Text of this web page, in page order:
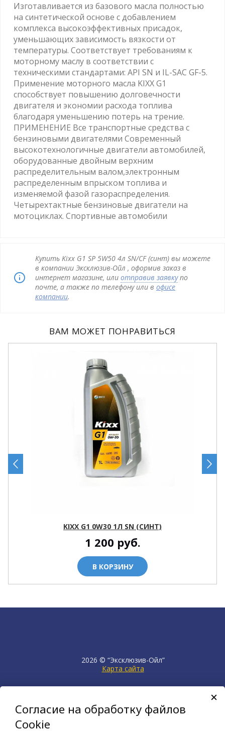
Изготавливается из базового масла полностью
на синтетической основе с добавлением
комплекса высокоэффективных присадок,
уменьшающих зависимость вязкости от
температуры. Соответствует требованиям к
моторному маслу в соответствии с
техническими стандартами: API SN и IL-SAC GF-5.
Применение моторного масла KIXX G1
способствует повышению долговечности
двигателя и экономии расхода топлива
благодаря уменьшению потерь на трение.
ПРИМЕНЕНИЕ Все транспортные средства с
бензиновыми двигателями Современный
высокотехнологичные двигатели автомобилей,
оборудованные двойным верхним
распределительным валом,электронным
распределенным впрыском топлива и
изменяемой фазой газораспределения.
Четырехтактные бензиновые двигатели на
мотоциклах. Спортивные автомобили
Купить Kixx G1 SP 5W50 4л SN/CF (синт) вы можете
в компании Эксклюзив-Ойл , оформив заказ в
интернет магазине, или отправив заявкупо
почте, а также по телефону или в офисе
компании.
ВАМ МОЖЕТ ПОНРАВИТЬСЯ
KIXX G1 0W30 1Л SN (СИНТ)
1 200 руб.
В КОРЗИНУ
2026 © “Эксклюзив-Ойл”
Карта сайта
продвижение сайта НЕТКАМ
создан на платформе
KORZILLA
Согласие на обработку файлов
Cookie